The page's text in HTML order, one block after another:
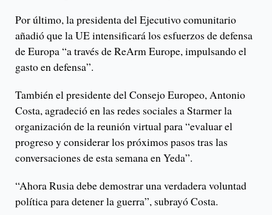
Por último, la presidenta del Ejecutivo comunitario
añadió que la UE intensificará los esfuerzos de defensa
de Europa “a través de ReArm Europe, impulsando el
gasto en defensa”.
También el presidente del Consejo Europeo, Antonio
Costa, agradeció en las redes sociales a Starmer la
organización de la reunión virtual para “evaluar el
progreso y considerar los próximos pasos tras las
conversaciones de esta semana en Yeda”.
“Ahora Rusia debe demostrar una verdadera voluntad
política para detener la guerra”, subrayó Costa.